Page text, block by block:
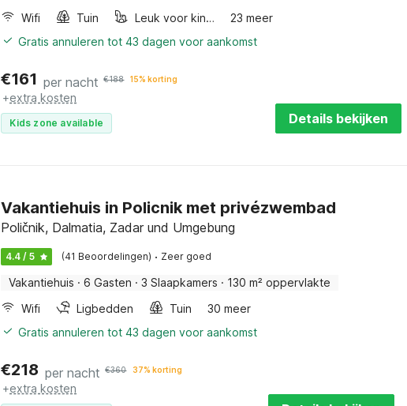
Wifi
Tuin Leuk voor kinderen
23 meer
Gratis annuleren tot 43 dagen voor aankomst
€161 per nacht €188 15% korting
+extra kosten
Kids zone available Details bekijken
Vakantiehuis in Policnik met privézwembad
Poličnik, Dalmatia, Zadar und Umgebung
4.4 / 5 (41 Beoordelingen) · Zeer goed
Vakantiehuis · 6 Gasten · 3 Slaapkamers · 130 m² oppervlakte
Wifi
Ligbedden Tuin
30 meer
Gratis annuleren tot 43 dagen voor aankomst
€218 per nacht €360 37% korting
+extra kosten